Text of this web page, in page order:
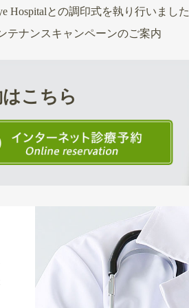
Hospitalとの調印式を執り行いまし
テナンスキャンペーンのご案内
こちら